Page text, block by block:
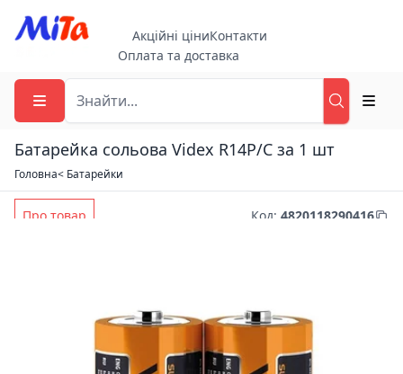
Акційні ціниКонтакти
Оплата та доставка
Батарейка сольова Videx R14P/C за 1 шт
Головна< Батарейки
Про товар Код: 4820118290416